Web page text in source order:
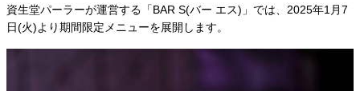
Cigar Information Cigar Column
資生堂パーラーが運営する「BAR S(バー エス)」では、2025年1月7
日(火)より期間限定メニューを展開します。